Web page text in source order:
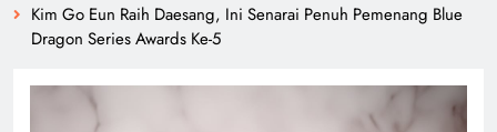
Kim Go Eun Raih Daesang, Ini Senarai Penuh Pemenang Blue
Dragon Series Awards Ke-5